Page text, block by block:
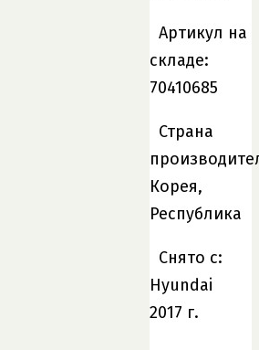
Артикул на
складе:
70410685
Страна
Корея,
Республика
Снято с:
Hyundai
2017 г.